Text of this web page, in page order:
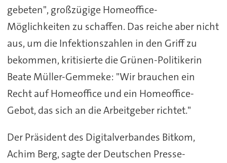
gebeten", großzügige Homeoffice-
Möglichkeiten zu schaffen. Das reiche aber nicht
aus, um die Infektionszahlen in den Griff zu
bekommen, kritisierte die Grünen-Politikerin
Beate Müller-Gemmeke: "Wir brauchen ein
Recht auf Homeoffice und ein Homeoffice-
Gebot, das sich an die Arbeitgeber richtet."
Der Präsident des Digitalverbandes Bitkom,
Achim Berg, sagte der Deutschen Presse-